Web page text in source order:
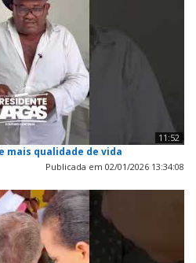
11:52
mais qualidade de vida
Publicada em 02/01/2026 13:34:08